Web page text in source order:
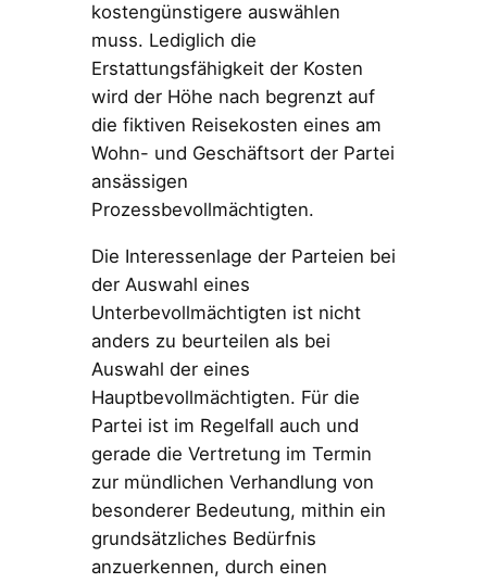
kostengünstigere auswählen
muss. Lediglich die
Erstattungsfähigkeit der Kosten
wird der Höhe nach begrenzt auf
die fiktiven Reisekosten eines am
Wohn- und Geschäftsort der Partei
ansässigen
Prozessbevollmächtigten.
Die Interessenlage der Parteien bei
der Auswahl eines
Unterbevollmächtigten ist nicht
anders zu beurteilen als bei
Auswahl der eines
Hauptbevollmächtigten. Für die
Partei ist im Regelfall auch und
gerade die Vertretung im Termin
zur mündlichen Verhandlung von
besonderer Bedeutung, mithin ein
grundsätzliches Bedürfnis
anzuerkennen, durch einen